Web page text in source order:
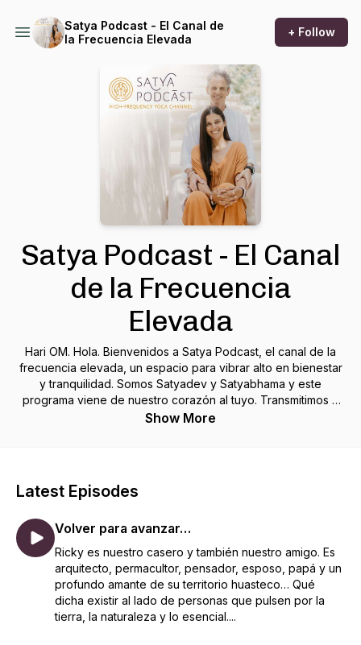
Satya Podcast - El Canal de
la Frecuencia Elevada
+ Follow
Satya Podcast - El Canal
de la Frecuencia
Elevada
Hari OM. Hola. Bienvenidos a Satya Podcast, el canal de la
frecuencia elevada, un espacio para vibrar alto en bienestar
y tranquilidad. Somos Satyadev y Satyabhama y este
programa viene de nuestro corazón al tuyo. Transmitimos a
través de este canal la filosofía, el estilo de vida y las
Show More
Latest Episodes
Volver para avanzar…
Ricky es nuestro casero y también nuestro amigo. Es
arquitecto, permacultor, pensador, esposo, papá y un
profundo amante de su territorio huasteco… Qué
dicha existir al lado de personas que pulsen por la
tierra, la naturaleza y lo esencial....